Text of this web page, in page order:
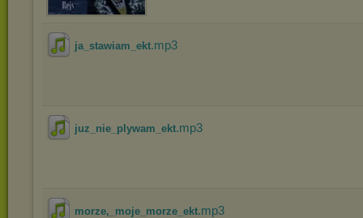
ja_stawiam_ekt.mp3
juz_nie_plywam_ekt.mp3
morze,_moje_morze_ekt.mp3